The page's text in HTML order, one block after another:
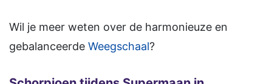
Wil je meer weten over de harmonieuze en
gebalanceerde Weegschaal?